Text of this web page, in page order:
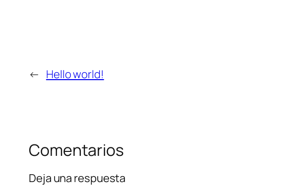
← Hello world!
Comentarios
Deja una respuesta